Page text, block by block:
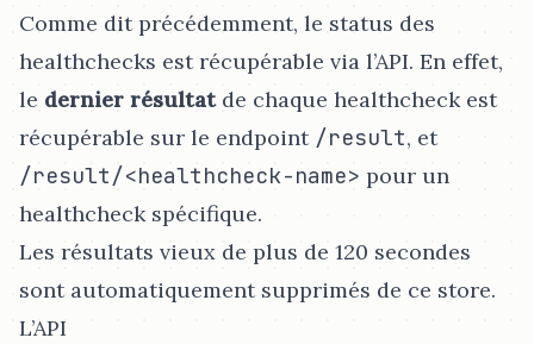
Comme dit précédemment, le status des
healthchecks est récupérable via l’API. En effet,
le dernier résultatde chaque healthcheck est
récupérable sur le endpoint /result, et
/result/<healthcheck-name> pour un
healthcheck spécifique.
Les résultats vieux de plus de 120 secondes
sont automatiquement supprimés de ce store.
L’API